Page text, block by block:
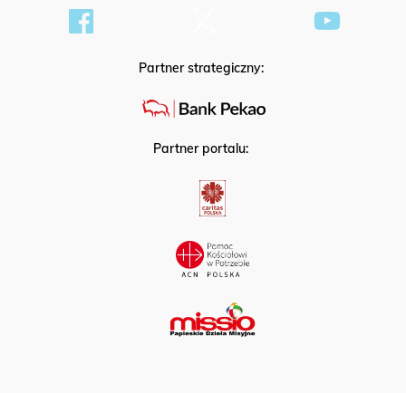
Partner strategiczny:
Partner portalu: